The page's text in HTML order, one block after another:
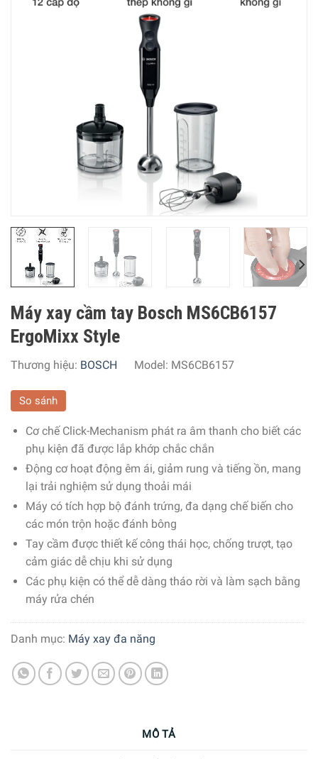
Máy xay cầm tay Bosch MS6CB6157
ErgoMixx Style
Thương hiệu: BOSCH Model: MS6CB6157
So sánh
Cơ chế Click-Mechanism phát ra âm thanh cho biết các
phụ kiện đã được lắp khớp chắc chắn
Động cơ hoạt động êm ái, giảm rung và tiếng ồn, mang
lại trải nghiệm sử dụng thoải mái
Máy có tích hợp bộ đánh trứng, đa dạng chế biến cho
các món trộn hoặc đánh bông
Tay cầm được thiết kế công thái học, chống trượt, tạo
cảm giác dễ chịu khi sử dụng
Các phụ kiện có thể dễ dàng tháo rời và làm sạch bằng
máy rửa chén
Danh mục: Máy xay đa năng
MÔ TẢ